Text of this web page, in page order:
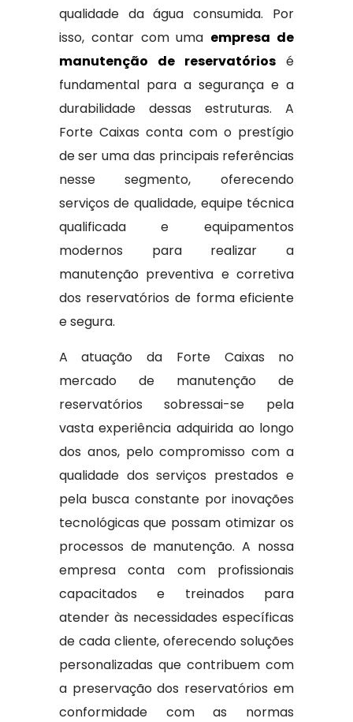
qualidade da água consumida. Por
isso, contar com uma empresa de
manutenção de reservatórios é
fundamental para a segurança e a
durabilidade dessas estruturas. A
Forte Caixas conta com o prestígio
de ser uma das principais referências
nesse segmento, oferecendo
serviços de qualidade, equipe técnica
qualificada e equipamentos
modernos para realizar a
manutenção preventiva e corretiva
dos reservatórios de forma eficiente
e segura.
A atuação da Forte Caixas no
mercado de manutenção de
reservatórios sobressai-se pela
vasta experiência adquirida ao longo
dos anos, pelo compromisso com a
qualidade dos serviços prestados e
pela busca constante por inovações
tecnológicas que possam otimizar os
processos de manutenção. A nossa
empresa conta com profissionais
capacitados e treinados para
atender às necessidades específicas
de cada cliente, oferecendo soluções
personalizadas que contribuem com
a preservação dos reservatórios em
conformidade com as normas